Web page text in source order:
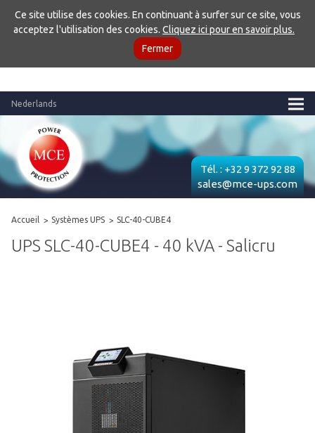
Ce site utilise des cookies. En continuant à surfer sur ce site, vous
acceptez l'utilisation des cookies. Cliquez ici pour en savoir plus.
Fermer
Nederlands
Tél. :+32 9 372 92 88
sales@mce-ups.com
Accueil Systèmes UPS SLC-40-CUBE4
UPS SLC-40-CUBE4 - 40 kVA - Salicru